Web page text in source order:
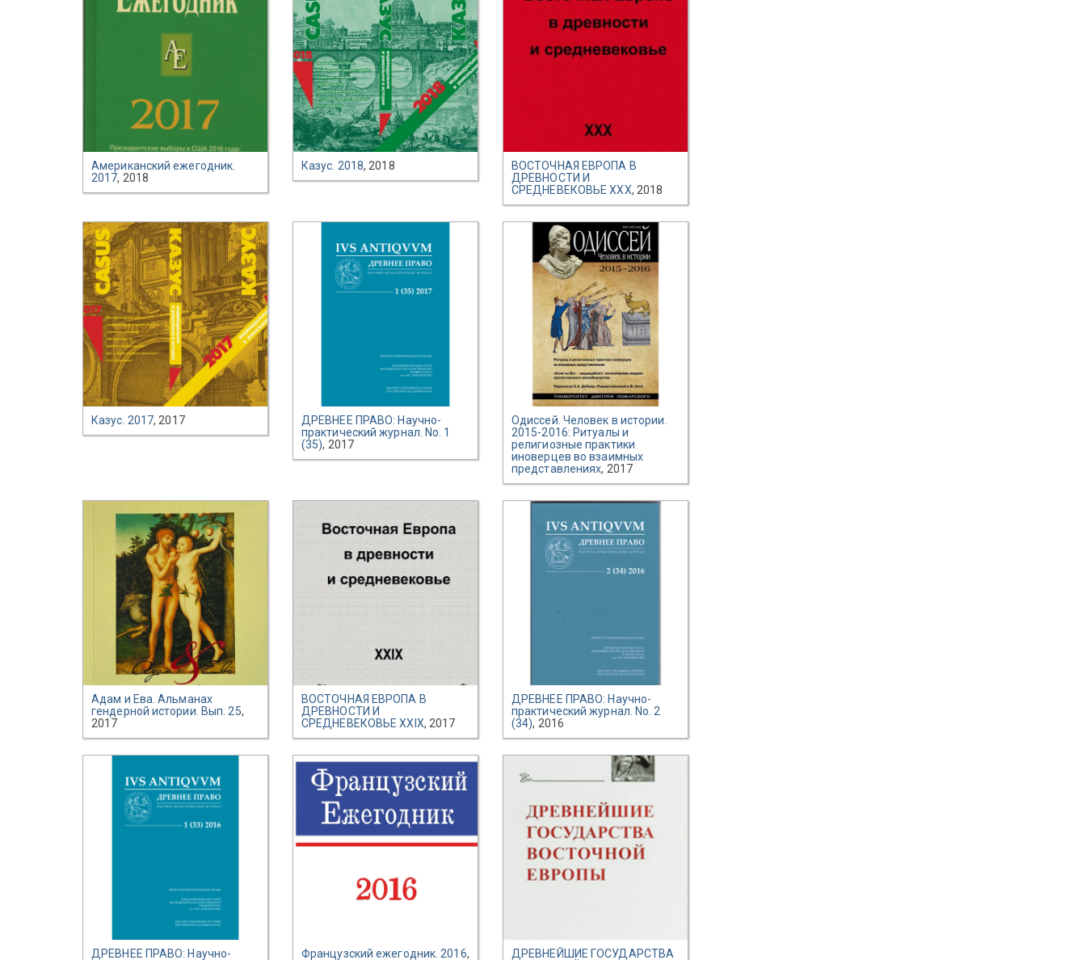
Американский ежегодник.
2017, 2018
Казус. 2018, 2018
ВОСТОЧНАЯ ЕВРОПА В
ДРЕВНОСТИ И
СРЕДНЕВЕКОВЬЕ XXX, 2018
Казус. 2017, 2017
ДРЕВНЕЕ ПРАВО: Научно-
практический журнал. No. 1
(35), 2017
Одиссей. Человек в истории.
2015-2016: Ритуалы и
религиозные практики
иноверцев во взаимных
представлениях, 2017
Адам и Ева. Альманах
гендерной истории. Вып. 25,
2017
ВОСТОЧНАЯ ЕВРОПА В
ДРЕВНОСТИ И
СРЕДНЕВЕКОВЬЕ XXIX, 2017
ДРЕВНЕЕ ПРАВО: Научно-
практический журнал. No. 2
(34), 2016
ДРЕВНЕЕ ПРАВО: Научно-
Французский ежегодник. 2016,
ДРЕВНЕЙШИЕ ГОСУДАРСТВА